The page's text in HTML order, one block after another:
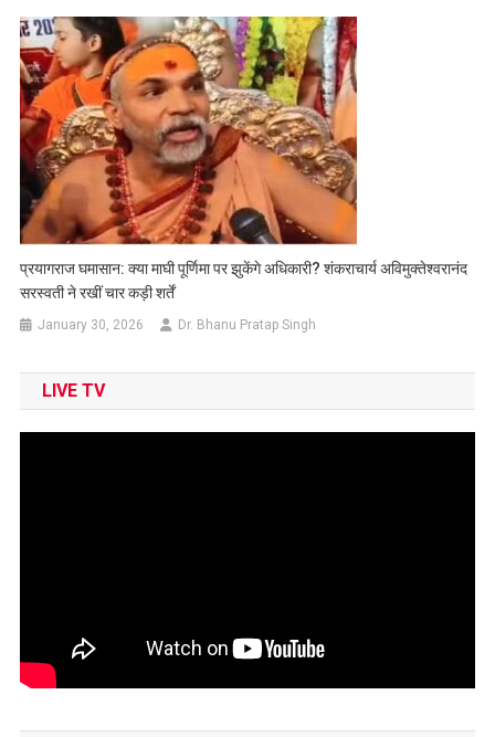
प्रयागराज घमासान: क्या माघी पूर्णिमा पर झुकेंगे अधिकारी? शंकराचार्य अविमुक्तेश्वरानंद
सरस्वती ने रखीं चार कड़ी शर्तें
January 30, 2026 Dr. Bhanu Pratap Singh
LIVE TV